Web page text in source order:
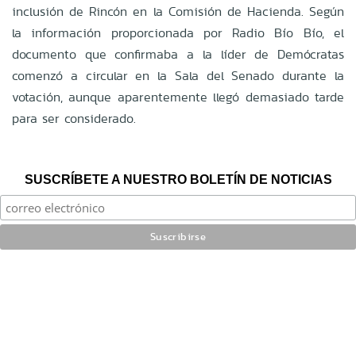
inclusión de Rincón en la Comisión de Hacienda. Según
la información proporcionada por Radio Bío Bío, el
documento que confirmaba a la líder de Demócratas
comenzó a circular en la Sala del Senado durante la
votación, aunque aparentemente llegó demasiado tarde
para ser considerado.
SUSCRÍBETE A NUESTRO BOLETÍN DE NOTICIAS